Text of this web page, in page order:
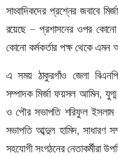
সাংবাদিকদের প্রশ্নের জবাবে
রয়েছে – প্রশাসনের ওপর কোনো
কোনো কর্মকর্তার পক্ষ থেকে
এ সময় ঠাকুরগাঁও জেলা
সম্পাদক মির্জা ফয়সল আমিন,
ও পৌর সভাপতি শরিফুল ইসলাম
সভাপতি আব্দুল হামিদ, সাধারণ
সহযোগী সংগঠনের নেতাকর্মীরা